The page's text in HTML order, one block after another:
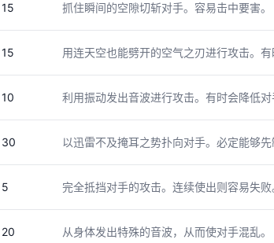
15 抓住瞬间的空隙切斩对手。容易击中要害。
15 用连天空也能劈开的空气之刃进行攻击。有
10 利用振动发出音波进行攻击。有时会降低对
30 以迅雷不及掩耳之势扑向对手。必定能够先
5 完全抵挡对手的攻击。连续使出则容易失败
20 从身体发出特殊的音波，从而使对手混乱。